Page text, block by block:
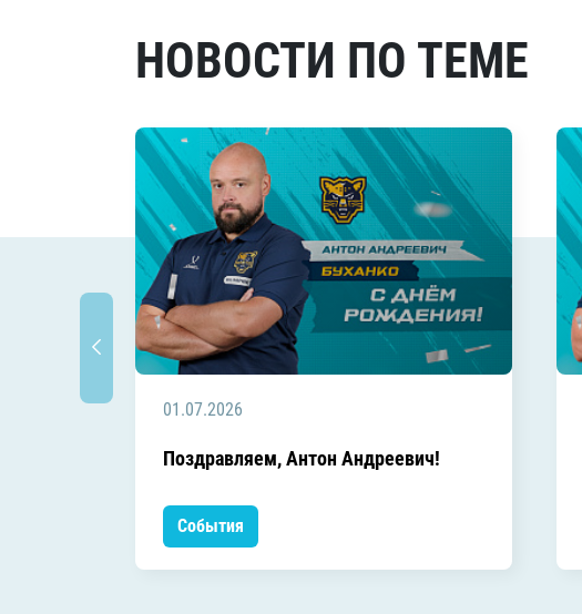
НОВОСТИ ПО ТЕМЕ
01.07.2026
Поздравляем, Антон Андреевич!
События